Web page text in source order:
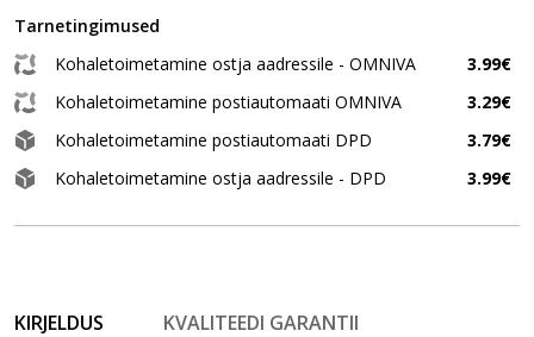
Tarnetingimused
Kohaletoimetamine ostja aadressile - OMNIVA
3.99€
Kohaletoimetamine postiautomaati OMNIVA
3.29€
Kohaletoimetamine postiautomaati DPD
3.79€
Kohaletoimetamine ostja aadressile - DPD
3.99€
KIRJELDUS KVALITEEDI GARANTII